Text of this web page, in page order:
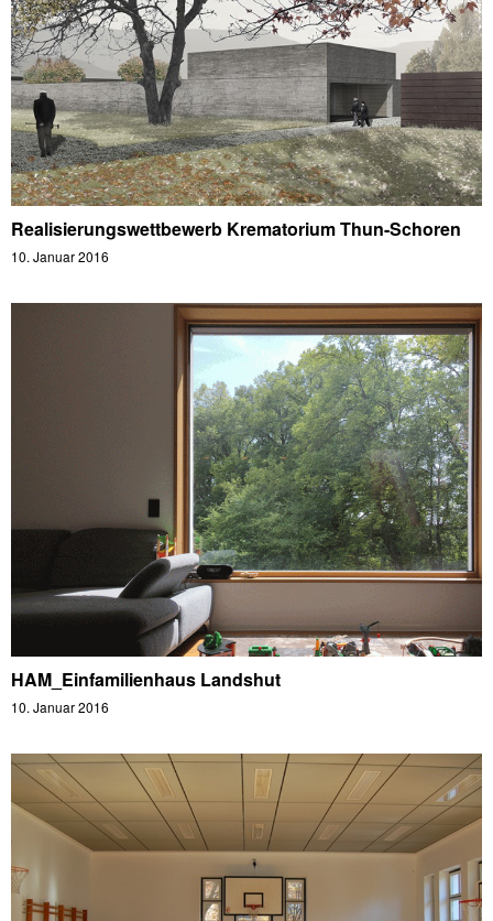
Realisierungswettbewerb Krematorium Thun-Schoren
10. Januar 2016
HAM_Einfamilienhaus Landshut
10. Januar 2016